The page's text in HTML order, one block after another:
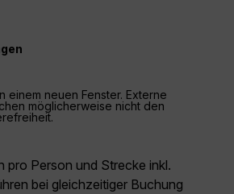
einem neuen Fenster. Externe
möglicherweise nicht den
pro Person und Strecke inkl.
bei gleichzeitiger Buchung